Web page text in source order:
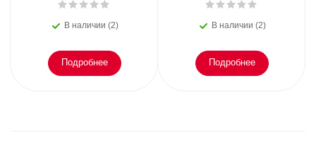
В наличии (2)
Подробнее
В наличии (2)
Подробнее